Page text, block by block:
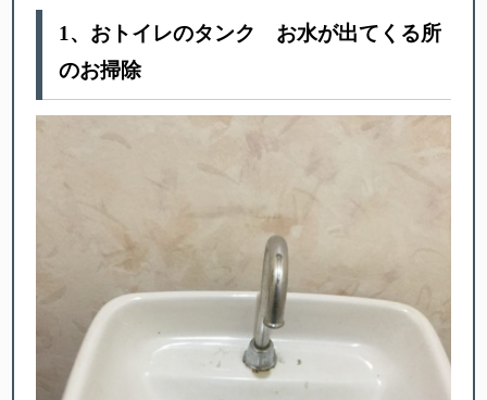
1、おトイレのタンク お水が出てくる所
のお掃除